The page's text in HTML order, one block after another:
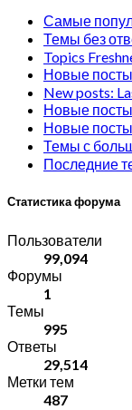
Самые
Темы без
Topics
Новые
New posts:
Новые
Новые
Темы с
Последние
Статистика форума
Пользователи
99,094
Форумы
1
Темы
995
Ответы
29,514
Метки тем
487